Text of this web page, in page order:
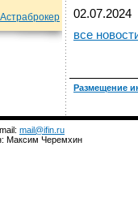
Астраброкер
02.07.2024
все
Размещение
mail@ifin.ru
Максим Черемхин